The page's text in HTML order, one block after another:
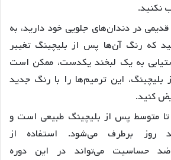
نکنید.
در دندان‌های جلویی خود دارید، به
که رنگ آن‌ها پس از بلیچینگ تغییر
به یک لبخند یکدست، ممکن است
بلیچینگ، این ترمیم‌ها را با رنگ جدید
کنید.
متوسط پس از بلیچینگ طبیعی است و
روز برطرف می‌شود. استفاده از
ضد حساسیت می‌تواند در این دوره